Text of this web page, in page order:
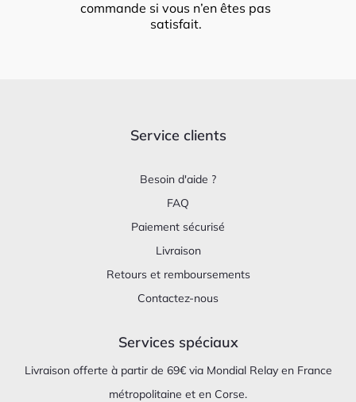
commande si vous n’en êtes pas
satisfait.
Service clients
Besoin d'aide ?
FAQ
Paiement sécurisé
Livraison
Retours et remboursements
Contactez-nous
Services spéciaux
Livraison offerte à partir de 69€ via Mondial Relay en France
métropolitaine et en Corse.